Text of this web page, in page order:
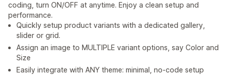
coding, turn ON/OFF at anytime. Enjoy a clean setup and
performance.
Quickly setup product variants with a dedicated gallery,
slider or grid.
Assign an image to MULTIPLE variant options, say Color and
Size
Easily integrate with ANY theme: minimal, no-code setup